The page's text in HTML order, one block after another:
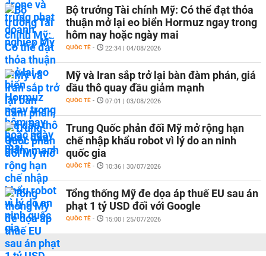
Bộ trưởng Tài chính Mỹ: Có thể đạt thỏa
thuận mở lại eo biển Hormuz ngay trong
hôm nay hoặc ngày mai
QUỐC TẾ - 22:34 | 04/08/2026
Mỹ và Iran sắp trở lại bàn đàm phán, giá
dầu thô quay đầu giảm mạnh
QUỐC TẾ - 07:01 | 03/08/2026
Trung Quốc phản đối Mỹ mở rộng hạn
chế nhập khẩu robot vì lý do an ninh
quốc gia
QUỐC TẾ - 10:36 | 30/07/2026
Tổng thống Mỹ đe dọa áp thuế EU sau án
phạt 1 tỷ USD đối với Google
QUỐC TẾ - 15:00 | 25/07/2026